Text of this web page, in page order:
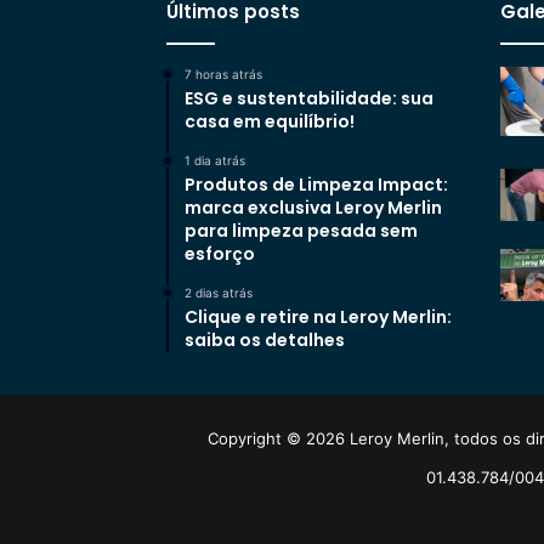
Últimos posts
7 horas atrás
ESG e sustentabilidade: sua
casa em equilíbrio!
1 dia atrás
Produtos de Limpeza Impact:
marca exclusiva Leroy Merlin
para limpeza pesada sem
esforço
2 dias atrás
Clique e retire na Leroy Merlin:
saiba os detalhes
Copyright © 2026 Leroy Merlin, todos os
01.438.784/